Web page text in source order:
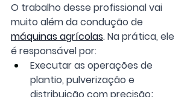
O trabalho desse profissional vai
muito além da condução de
máquinas agrícolas. Na prática, ele
é responsável por:
Executar as operações de
plantio, pulverização e